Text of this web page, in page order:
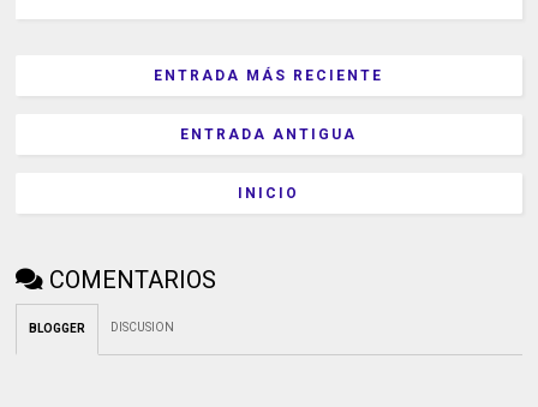
ENTRADA MÁS RECIENTE
ENTRADA ANTIGUA
INICIO
COMENTARIOS
BLOGGER DISCUSION